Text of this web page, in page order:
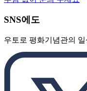
SNS에도
우토로 평화기념관의